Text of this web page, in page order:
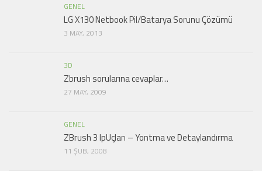
GENEL
LG X130 Netbook Pil/Batarya Sorunu Çözümü
3 MAY, 2013
3D
Zbrush sorularına cevaplar…
27 MAY, 2009
GENEL
ZBrush 3 IpUçları – Yontma ve Detaylandırma
11 ŞUB, 2008